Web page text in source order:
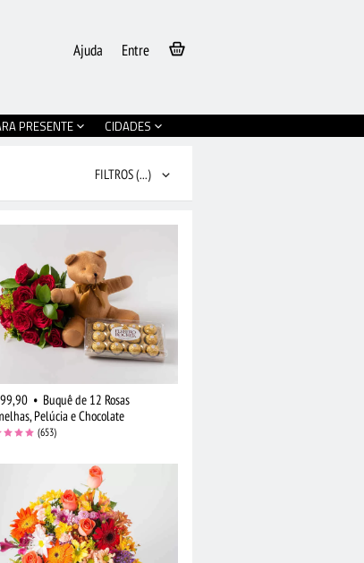
Entre
Ajuda
PRESENTE CIDADES
FILTROS(...)
• Buquê de 12 Rosas
Pelúcia e Chocolate
(653)